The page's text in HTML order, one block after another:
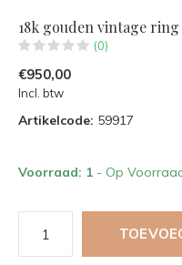
18k gouden vintage
(0)
€950,00
Incl. btw
Artikelcode: 59917
Voorraad: 1 - Op